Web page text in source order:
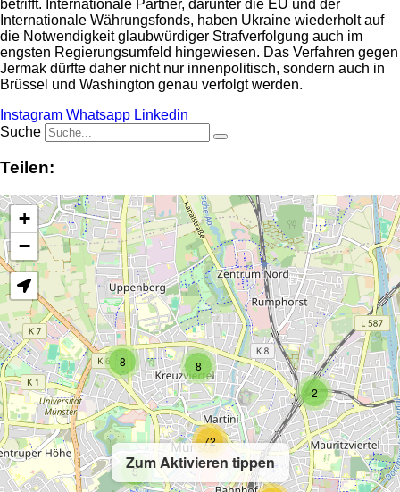
betrifft. Internationale Partner, darunter die EU und der
Internationale Währungsfonds, haben Ukraine wiederholt auf
die Notwendigkeit glaubwürdiger Strafverfolgung auch im
engsten Regierungsumfeld hingewiesen. Das Verfahren gegen
Jermak dürfte daher nicht nur innenpolitisch, sondern auch in
Brüssel und Washington genau verfolgt werden.
Instagram Whatsapp Linkedin
Suche
Teilen:
Zum Aktivieren tippen
2
8 8
5
72
+
−